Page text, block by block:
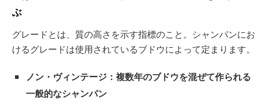
ぶ
グレードとは、質の高さを示す指標のこと。シャンパンにお
けるグレードは使用されているブドウによって定まります。
ノン・ヴィンテージ：複数年のブドウを混ぜて作られる
一般的なシャンパン